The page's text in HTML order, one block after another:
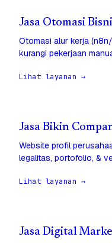
Jasa Otomasi
Otomasi alur kerja
kurangi pekerjaan
Lihat layanan →
Jasa Bikin
Website profil
legalitas, portofolio, &
Lihat layanan →
Jasa Digital